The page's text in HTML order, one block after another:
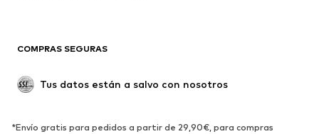
Tallas grandes
Reciclado
ZAPATOS
COMPRAS SEGURAS
Tus datos están a salvo con nosotros
*Envío gratis para pedidos a partir de 29,90€, para compras